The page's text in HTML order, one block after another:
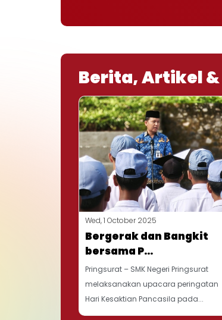
Berita, Artikel
Wed, 1 October 2025
Bergerak dan Bangkit
bersama P...
Pringsurat – SMK Negeri Pringsurat
melaksanakan upacara peringatan
Hari Kesaktian Pancasila pada...